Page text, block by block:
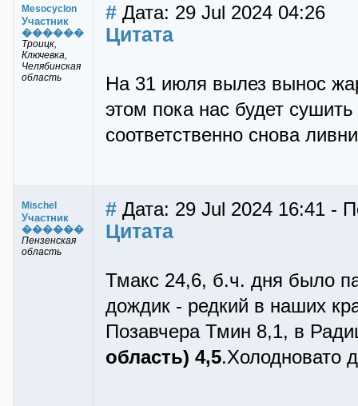
Mesocyclon
Участник
������
Троицк,
Ключевка,
Челябинская
область
# Дата: 29 Jul 2024 04:26
Цитата
На 31 июля вылез вынос
этом пока нас будет
соответственно снова
Mischel
Участник
������
Пензенская
область
# Дата: 29 Jul 2024 16:41 -
Цитата
Тмакс 24,6, б.ч. дня было
дождик - редкий в наших
Позавчера Тмин 8,1, в
область) 4,5.Холодновато